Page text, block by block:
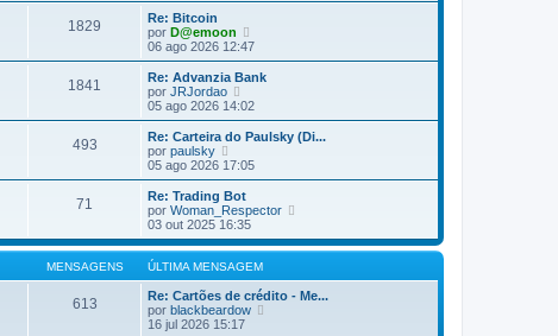
a
e
m
n
s
a
g
e
m
i
m
a
e
n
s
a
g
e
m
a
ú
t
i
m
a
e
n
s
a
g
e
m
1829
Re: Bitcoin
por D@emoon
e
j
a
ú
i
m
a
n
a
e
m
06 ago 2026 12:47
1841
Re: Advanzia Bank
por JRJordao
e
j
a
ú
t
i
m
a
M
e
n
a
g
05 ago 2026 14:02
493
Re: Carteira do Paulsky (Di...
por paulsky
e
j
a
a
ú
t
i
m
a
M
e
05 ago 2026 17:05
71
Re: Trading Bot
por Woman_Respector
j
a
ú
l
03 out 2025 16:35
MENSAGENS ÚLTIMA MENSAGEM
613
Re: Cartões de crédito - Me...
por blackbeardow
16 jul 2026 15:17